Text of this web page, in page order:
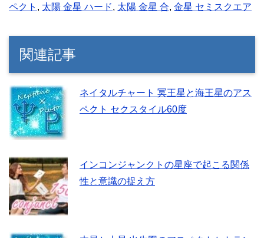
ペクト , 太陽 金星 ハード, 太陽 金星 合, 金星 セミスクエア
関連記事
ネイタルチャート 冥王星と海王星のアス
ペクト セクスタイル60度
インコンジャンクトの星座で起こる関係
性と意識の捉え方